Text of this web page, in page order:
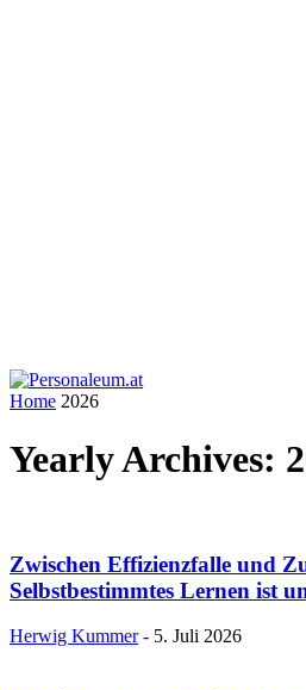
Home 2026
Yearly Archives:
Zwischen Effizienzfalle und
Selbstbestimmtes Lernen ist
Herwig Kummer - 5. Juli 2026